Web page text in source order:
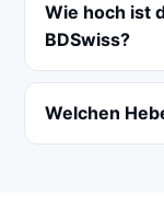
Wie hoch ist
BDSwiss?
Welchen